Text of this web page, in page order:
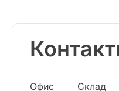
Офис Склад